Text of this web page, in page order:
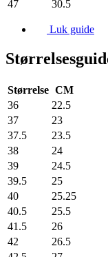
47
30.5
Luk guide
Størrelse CM
36
22.5
37
23
37.5
23.5
38
24
39
24.5
39.5
25
40
25.25
40.5
25.5
41.5
26
42
26.5